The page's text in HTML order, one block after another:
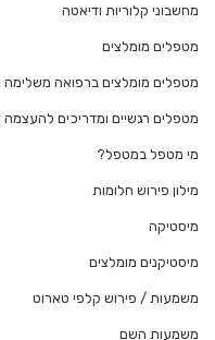
מחשבוני קלוריות ודיאטה
מטפלים מומלצים
מטפלים מומלצים ברפואה משלימה
מטפלים רגשיים ומדריכים להעצמה
מי מטפל במטפל?
מילון פירוש חלומות
מיסטיקה
מיסטיקנים מומלצים
משמעות / פירוש קלפי טארוט
משמעות השם